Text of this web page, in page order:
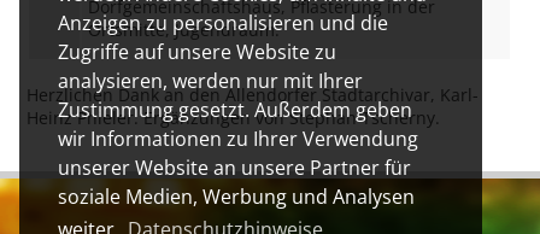
Anzeigen zu personalisieren und die
Zugriffe auf unsere Website zu
analysieren, werden nur mit Ihrer
Zustimmung gesetzt. Außerdem geben
wir Informationen zu Ihrer Verwendung
unserer Website an unsere Partner für
soziale Medien, Werbung und Analysen
Dorfgemeinschaftshaus, Pflasterung in der
Ortsmitte, Jugendraum.
Herzlichen Dank an den Allendorfer Stadtarchivar, Karl-
Heinz Phieler. Ergänzungen von Stephan Tscherny.